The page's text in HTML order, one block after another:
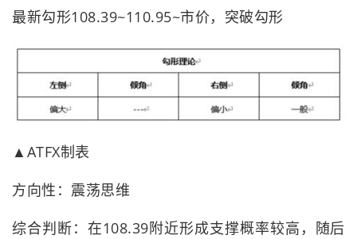
最新勾形108.39~110.95~市价，突破勾形
▲ATFX制表
方向性：震荡思维
综合判断：在108.39附近形成支撑概率较高，随后